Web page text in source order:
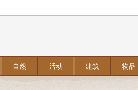
自然 活动 建筑 物品